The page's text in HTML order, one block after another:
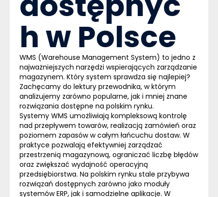
h w Polsce
WMS (Warehouse Management System) to jedno z
najważniejszych narzędzi wspierających zarządzanie
magazynem. Który system sprawdza się najlepiej?
Zachęcamy do lektury przewodnika, w którym
analizujemy zarówno popularne, jak i mniej znane
rozwiązania dostępne na polskim rynku.
Systemy WMS umożliwiają kompleksową kontrolę
nad przepływem towarów, realizacją zamówień oraz
poziomem zapasów w całym łańcuchu dostaw. W
praktyce pozwalają efektywniej zarządzać
przestrzenią magazynową, ograniczać liczbę błędów
oraz zwiększać wydajność operacyjną
przedsiębiorstwa. Na polskim rynku stale przybywa
rozwiązań dostępnych zarówno jako moduły
systemów ERP, jak i samodzielne aplikacje. W